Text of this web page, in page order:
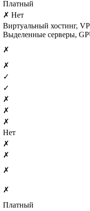
Платный
✗ Нет
Виртуальный хостинг,
Выделенные серверы,
✗
✗
✓
✓
✗
✗
✗
Нет
✗
✗
✗
✗
Платный